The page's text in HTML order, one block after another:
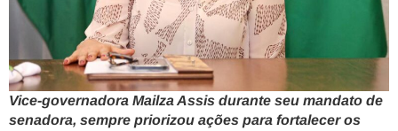
Vice-governadora Mailza Assis durante seu mandato de
senadora, sempre priorizou ações para fortalecer os